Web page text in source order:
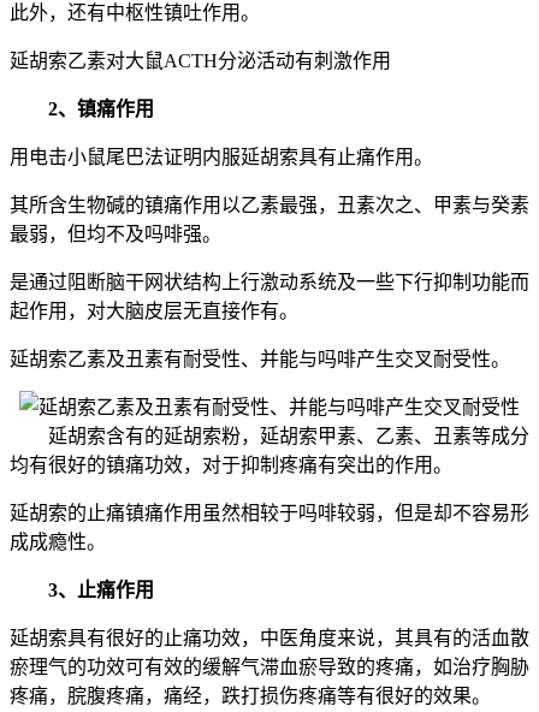
此外，还有中枢性镇吐作用。
延胡索乙素对大鼠ACTH分泌活动有刺激作用
2、镇痛作用
用电击小鼠尾巴法证明内服延胡索具有止痛作用。
其所含生物碱的镇痛作用以乙素最强，丑素次之、甲素与癸素
最弱，但均不及吗啡强。
是通过阻断脑干网状结构上行激动系统及一些下行抑制功能而
起作用，对大脑皮层无直接作有。
延胡索乙素及丑素有耐受性、并能与吗啡产生交叉耐受性。
延胡索含有的延胡索粉，延胡索甲素、乙素、丑素等成分
均有很好的镇痛功效，对于抑制疼痛有突出的作用。
延胡索的止痛镇痛作用虽然相较于吗啡较弱，但是却不容易形
成成瘾性。
3、止痛作用
延胡索具有很好的止痛功效，中医角度来说，其具有的活血散
瘀理气的功效可有效的缓解气滞血瘀导致的疼痛，如治疗胸胁
疼痛，脘腹疼痛，痛经，跌打损伤疼痛等有很好的效果。